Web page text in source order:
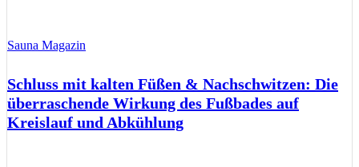
Sauna Magazin
Schluss mit kalten Füßen & Nachschwitzen: Die
überraschende Wirkung des Fußbades auf
Kreislauf und Abkühlung